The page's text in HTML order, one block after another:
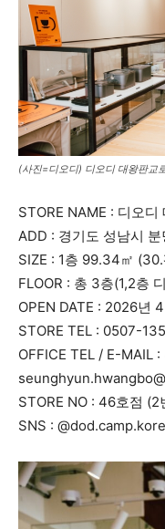
(사진=디오디) 디오디 대왕판교
STORE NAME : 디오디
ADD : 경기도 성남시
SIZE : 1층 99.34㎡
FLOOR : 총 3층(1,2층
OPEN DATE : 2026년
STORE TEL : 0507-
OFFICE TEL / E-MAIL
STORE NO : 46호점 (2
SNS :